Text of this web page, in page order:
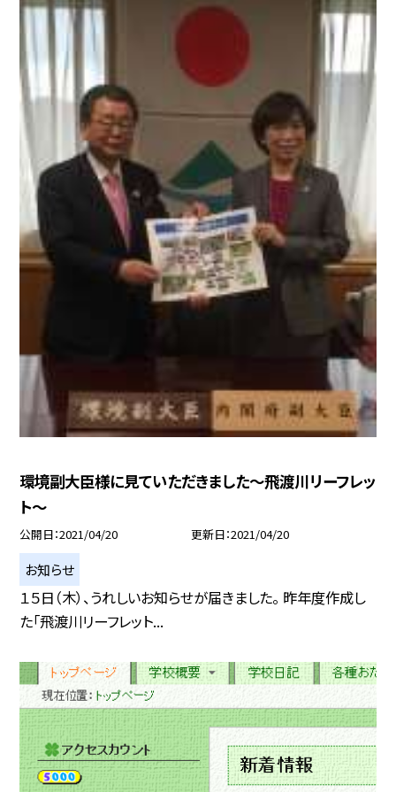
環境副大臣様に見ていただきました〜飛渡川リーフレッ
ト〜
公開日 2021/04/20 更新日 2021/04/20
お知らせ
１５日（木）、うれしいお知らせが届きました。 昨年度作成し
た「飛渡川リーフレット...